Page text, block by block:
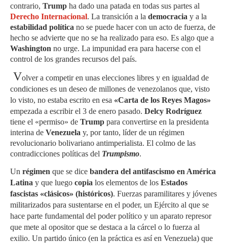
contrario, Trump ha dado una patada en todas sus partes al
Derecho Internacional. La transición a la democracia y a la
estabilidad política no se puede hacer con un acto de fuerza, de
hecho se advierte que no se ha realizado para eso. Es algo que a
Washington no urge. La impunidad era para hacerse con el
control de los grandes recursos del país.
Volver a competir en unas elecciones libres y en igualdad de
condiciones es un deseo de millones de venezolanos que, visto
lo visto, no estaba escrito en esa «Carta de los Reyes Magos»
empezada a escribir el 3 de enero pasado. Delcy Rodríguez
tiene el «permiso» de Trump para convertirse en la presidenta
interina de Venezuela y, por tanto, líder de un régimen
revolucionario bolivariano antimperialista. El colmo de las
contradicciones políticas del Trumpismo.
Un régimen que se dice bandera del antifascismo en América
Latina y que luego copia los elementos de los Estados
fascistas «clásicos» (históricos). Fuerzas paramilitares y jóvenes
militarizados para sustentarse en el poder, un Ejército al que se
hace parte fundamental del poder político y un aparato represor
que mete al opositor que se destaca a la cárcel o lo fuerza al
exilio. Un partido único (en la práctica es así en Venezuela) que